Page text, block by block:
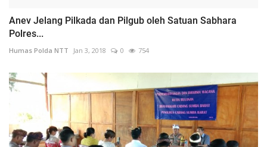
Anev Jelang Pilkada dan Pilgub oleh Satuan Sabhara
Polres...
Humas Polda NTT Jan 3, 2018 0 754